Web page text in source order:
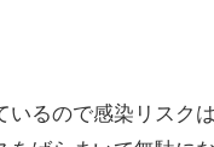
いるので感染リスク